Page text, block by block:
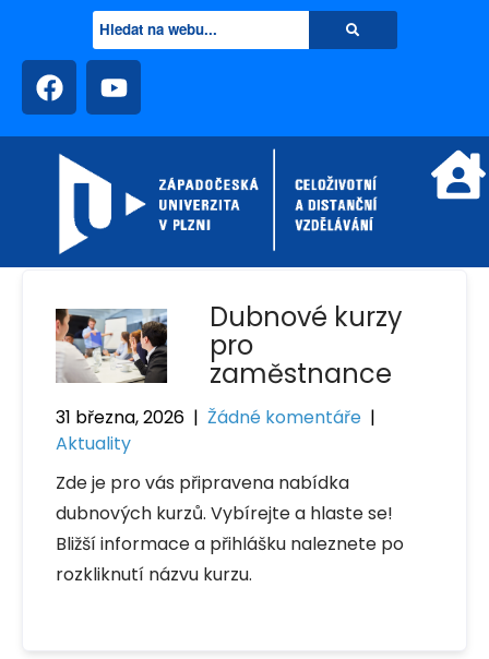
Dubnové kurzy
pro
zaměstnance
31 března, 2026 | Žádné komentáře |
Aktuality
Zde je pro vás připravena nabídka
dubnových kurzů. Vybírejte a hlaste se!
Bližší informace a přihlášku naleznete po
rozkliknutí názvu kurzu.